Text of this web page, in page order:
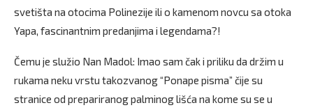
svetišta na otocima Polinezije ili o kamenom novcu sa otoka
Yapa, fascinantnim predanjima i legendama?!
Čemu je služio Nan Madol: Imao sam čak i priliku da držim u
rukama neku vrstu takozvanog “Ponape pisma” čije su
stranice od prepariranog palminog lišća na kome su se u